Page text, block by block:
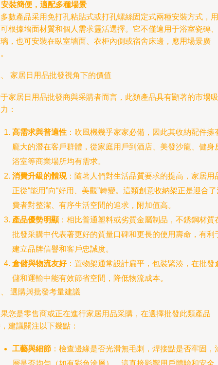
安裝簡便，適配多種場景
數產品采用免打孔粘貼式或打孔螺絲固定式兩種安裝方式，用
根據墻面材質和個人需求靈活選擇。它不僅適用于浴室瓷磚、
，也可安裝在臥室墻面、衣柜內側或宿舍床邊，應用場景廣
家居日用品批發視角下的價值
家居日用品批發商與采購者而言，此類產品具有顯著的市場吸
：
高需求與普適性 ：吹風機幾乎家家必備，因此其收納配件擁
龐大的潛在客戶群體，從家庭用戶到酒店、美發沙龍、健身
浴室等商業場所均有需求。
消費升級的體現：隨著人們對生活品質要求的提高，家居用
正從“能用”向“好用、美觀”轉變。這類創意收納架正是迎合
費者對整潔、有序生活空間的追求，附加值高。
產品優勢明顯：相比普通塑料或劣質金屬制品，不銹鋼材質
批發采購中代表著更好的質量口碑和更長的使用壽命，有利
建立品牌信譽和客戶忠誠度。
倉儲與物流友好：置物架通常設計扁平，包裝緊湊，在批發
儲和運輸中能有效節省空間，降低物流成本。
選購與批發考量建議
您是零售商或正在進行家居用品采購，在選擇批發此類產品
建議關注以下幾點：
工藝與細節 ：檢查邊緣是否光滑無毛刺，焊接點是否牢固，
層是否均勻（如有彩色涂層）。這直接影響用戶體驗和安全